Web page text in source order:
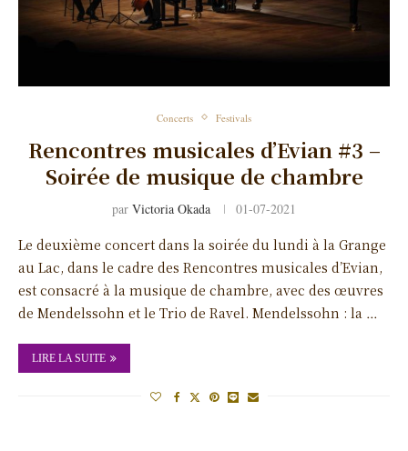
Concerts Festivals
Rencontres musicales d’Evian #3 –
Soirée de musique de chambre
par Victoria Okada 01-07-2021
Le deuxième concert dans la soirée du lundi à la Grange
au Lac, dans le cadre des Rencontres musicales d’Evian,
est consacré à la musique de chambre, avec des œuvres
de Mendelssohn et le Trio de Ravel. Mendelssohn : la …
LIRE LA SUITE